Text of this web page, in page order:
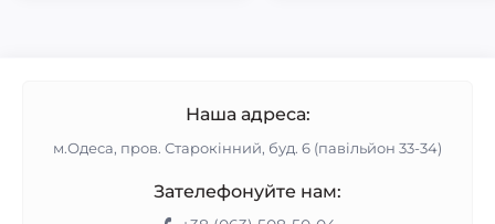
Наша адреса:
м.Одеса, пров. Старокінний, буд. 6 (павільйон 33-34)
Зателефонуйте нам: